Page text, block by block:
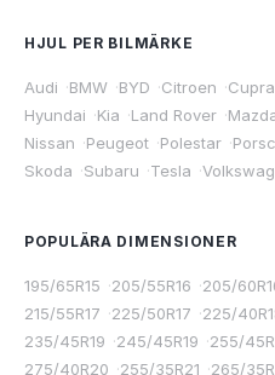
HJUL PER BILMÄRKE
Audi ·BMW ·BYD ·Citroen ·Cupra
Hyundai ·Kia ·Land Rover ·
Nissan ·Peugeot ·Polestar ·
Skoda ·Subaru ·Tesla ·
POPULÄRA DIMENSIONER
195/65R15 ·205/55R16 ·205/
215/55R17 ·225/50R17 ·225/
235/45R19 ·245/45R19 ·255/
275/40R20 ·255/35R21 ·265/